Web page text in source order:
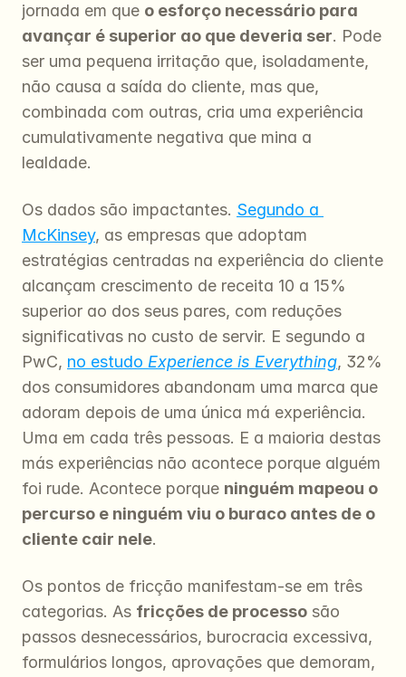
jornada em que o esforço necessário para
avançar é superior ao que deveria ser. Pode
ser uma pequena irritação que, isoladamente,
não causa a saída do cliente, mas que,
combinada com outras, cria uma experiência
cumulativamente negativa que mina a
lealdade.
Os dados são impactantes. Segundo a
McKinsey, as empresas que adoptam
estratégias centradas na experiência do cliente
alcançam crescimento de receita 10 a 15%
superior ao dos seus pares, com reduções
significativas no custo de servir. E segundo a
PwC, no estudo Experience is Everything, 32%
dos consumidores abandonam uma marca que
adoram depois de uma única má experiência.
Uma em cada três pessoas. E a maioria destas
más experiências não acontece porque alguém
foi rude. Acontece porque ninguém mapeou o
percurso e ninguém viu o buraco antes de o
cliente cair nele.
Os pontos de fricção manifestam-se em três
categorias. As fricções de processo são
passos desnecessários, burocracia excessiva,
formulários longos, aprovações que demoram,